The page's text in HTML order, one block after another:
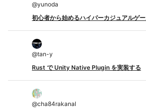
@yunoda
初心者から始めるハイパーカジュアルゲ
@tan-y
Rust で Unity Native Plugin を実装する
@cha84rakanal